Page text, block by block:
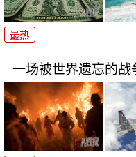
最热
一场被世界遗忘的战